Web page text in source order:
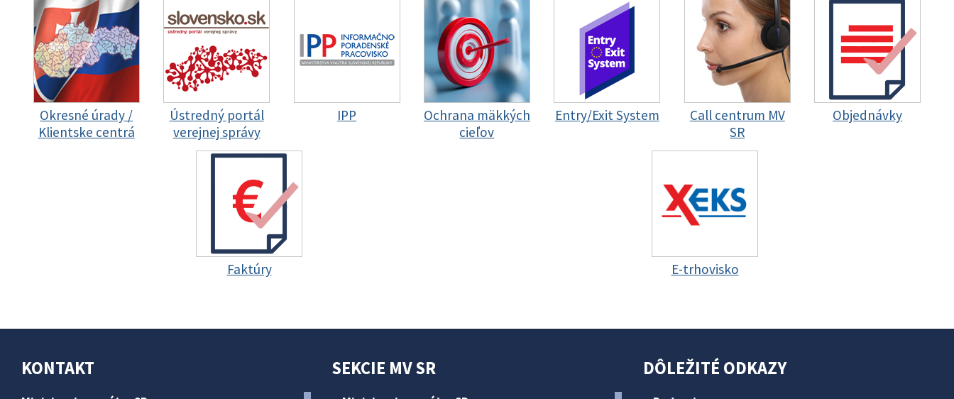
Okresné úrady /
Klientske centrá
Ústredný portál
verejnej správy
IPP
Ochrana mäkkých
cieľov
Entry/Exit System
Call centrum MV
SR
Objednávky
Faktúry E-trhovisko
KONTAKT SEKCIE MV SR DÔLEŽITÉ ODKAZY